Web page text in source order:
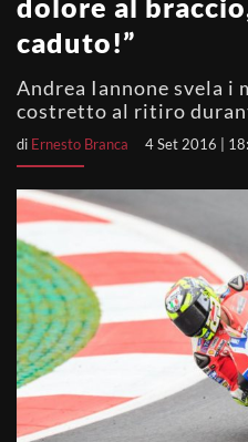
dolore al
caduto!”
Andrea Iannone svela i
costretto al ritiro
di Ernesto Branca 4 Set 2016 |